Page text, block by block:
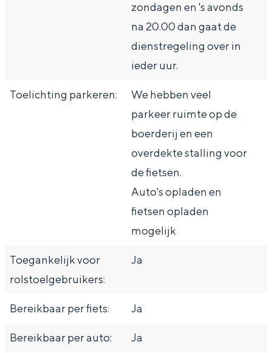
zondagen en 's avonds
na 20.00 dan gaat de
dienstregeling over in
ieder uur.
Toelichting parkeren:
We hebben veel
parkeer ruimte op de
boerderij en een
overdekte stalling voor
de fietsen.
Auto's opladen en
fietsen opladen
mogelijk
Toegankelijk voor
rolstoelgebruikers:
Ja
Bereikbaar per fiets: Ja
Bereikbaar per auto: Ja